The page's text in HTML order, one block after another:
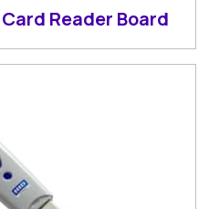
Card Reader Board